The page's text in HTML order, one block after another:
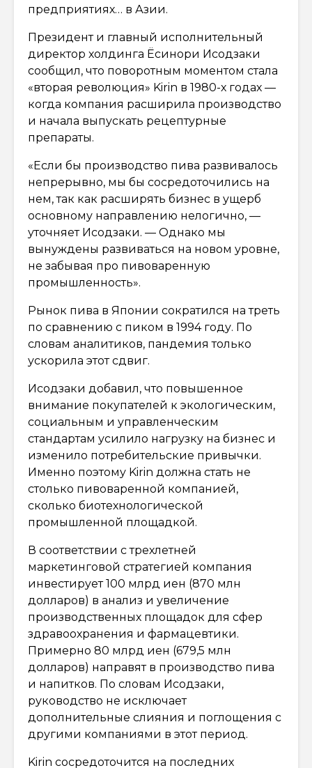
предприятиях… в Азии.
Президент и главный исполнительный
директор холдинга Ёсинори Исодзаки
сообщил, что поворотным моментом стала
«вторая революция» Kirin в 1980-х годах —
когда компания расширила производство
и начала выпускать рецептурные
препараты.
«Если бы производство пива развивалось
непрерывно, мы бы сосредоточились на
нем, так как расширять бизнес в ущерб
основному направлению нелогично, —
уточняет Исодзаки. — Однако мы
вынуждены развиваться на новом уровне,
не забывая про пивоваренную
промышленность».
Рынок пива в Японии сократился на треть
по сравнению с пиком в 1994 году. По
словам аналитиков, пандемия только
ускорила этот сдвиг.
Исодзаки добавил, что повышенное
внимание покупателей к экологическим,
социальным и управленческим
стандартам усилило нагрузку на бизнес и
изменило потребительские привычки.
Именно поэтому Kirin должна стать не
столько пивоваренной компанией,
сколько биотехнологической
промышленной площадкой.
В соответствии с трехлетней
маркетинговой стратегией компания
инвестирует 100 млрд иен (870 млн
долларов) в анализ и увеличение
производственных площадок для сфер
здравоохранения и фармацевтики.
Примерно 80 млрд иен (679,5 млн
долларов) направят в производство пива
и напитков. По словам Исодзаки,
руководство не исключает
дополнительные слияния и поглощения с
другими компаниями в этот период.
Kirin сосредоточится на последних